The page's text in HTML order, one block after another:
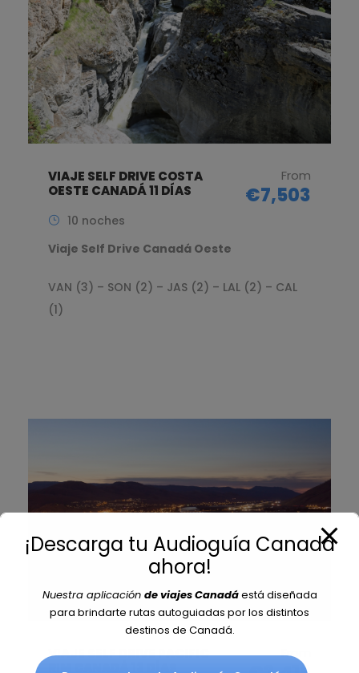
VIAJE SELF DRIVE COSTA
OESTE CANADÁ 11 DÍAS
From
€7,503
10 noches
Viaje Self Drive Canadá Oeste
VAN (3) – SON (2) – JAS (2) – LAL (2) – CAL
(1)
VIAJE SELF DRIVE PACIFIC
From
¡Descarga tu Audioguía Canadá
ahora!
Nuestra aplicación de viajes Canadáestá diseñada
para brindarte rutas autoguiadas por los distintos
destinos de Canadá.